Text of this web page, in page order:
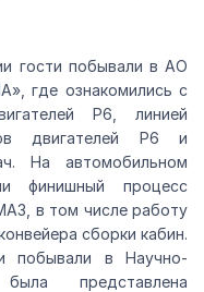
гости побывали в АО
где ознакомились с
Р6, линией
двигателей Р6 и
На автомобильном
финишный процесс
в том числе работу
сборки кабин.
побывали в Научно-
представлена